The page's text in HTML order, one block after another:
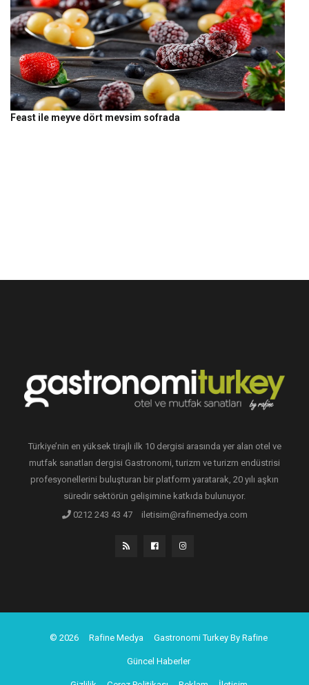
Feast ile meyve dört mevsim sofrada
Türkiye’nin en yüksek tirajlı ilk 10 dergisi arasında yer alan otel ve
mutfak sanatları dergisi Gastronomi, turizm ve turizm endüstrisi
profesyonellerini buluşturan bir platform yaratarak, 20 yılı aşkın
süredir sektörün gelişimine katkıda bulunuyor.
0212 243 43 47
iletisim@rafinemedya.com
© 2026 Rafine Medya Gastronomi Turkey By Rafine
Güncel Haberler